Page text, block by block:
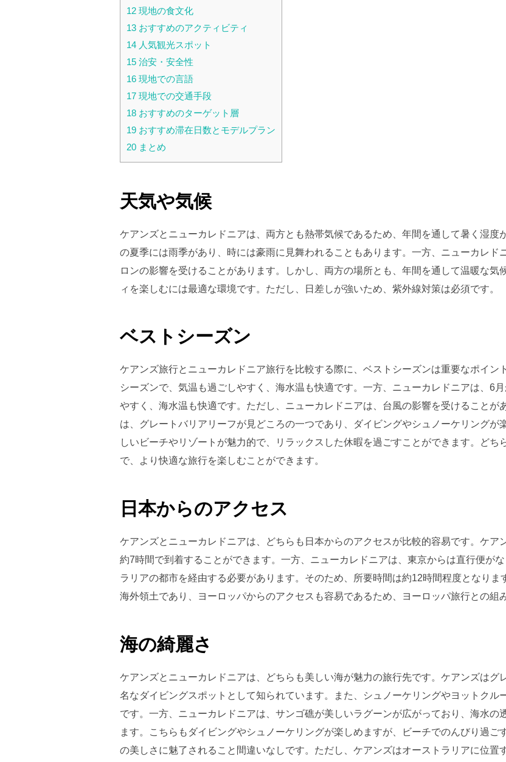
12 現地の食文化
13 おすすめのアクティビティ
14 人気観光スポット
15 治安・安全性
16 現地での言語
17 現地での交通手段
18 おすすめのターゲット層
19 おすすめ滞在日数とモデルプラン
20 まとめ
天気や気候
ケアンズとニューカレドニアは、両方とも熱帯気候であるため、年間を通して暑く湿度
の夏季には雨季があり、時には豪雨に見舞われることもあります。一方、ニューカレド
ロンの影響を受けることがあります。しかし、両方の場所とも、年間を通して温暖な気
ィを楽しむには最適な環境です。ただし、日差しが強いため、紫外線対策は必須です。
ベストシーズン
ケアンズ旅行とニューカレドニア旅行を比較する際に、ベストシーズンは重要なポイン
シーズンで、気温も過ごしやすく、海水温も快適です。一方、ニューカレドニアは、6
やすく、海水温も快適です。ただし、ニューカレドニアは、台風の影響を受けることが
は、グレートバリアリーフが見どころの一つであり、ダイビングやシュノーケリングが
しいビーチやリゾートが魅力的で、リラックスした休暇を過ごすことができます。どち
で、より快適な旅行を楽しむことができます。
日本からのアクセス
ケアンズとニューカレドニアは、どちらも日本からのアクセスが比較的容易です。ケア
約7時間で到着することができます。一方、ニューカレドニアは、東京からは直行便が
ラリアの都市を経由する必要があります。そのため、所要時間は約12時間程度となり
海外領土であり、ヨーロッパからのアクセスも容易であるため、ヨーロッパ旅行との組
海の綺麗さ
ケアンズとニューカレドニアは、どちらも美しい海が魅力の旅行先です。ケアンズはグ
名なダイビングスポットとして知られています。また、シュノーケリングやヨットクル
です。一方、ニューカレドニアは、サンゴ礁が美しいラグーンが広がっており、海水の
ます。こちらもダイビングやシュノーケリングが楽しめますが、ビーチでのんびり過
の美しさに魅了されること間違いなしです。ただし、ケアンズはオーストラリアに位置